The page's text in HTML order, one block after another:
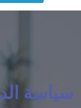
سياسة